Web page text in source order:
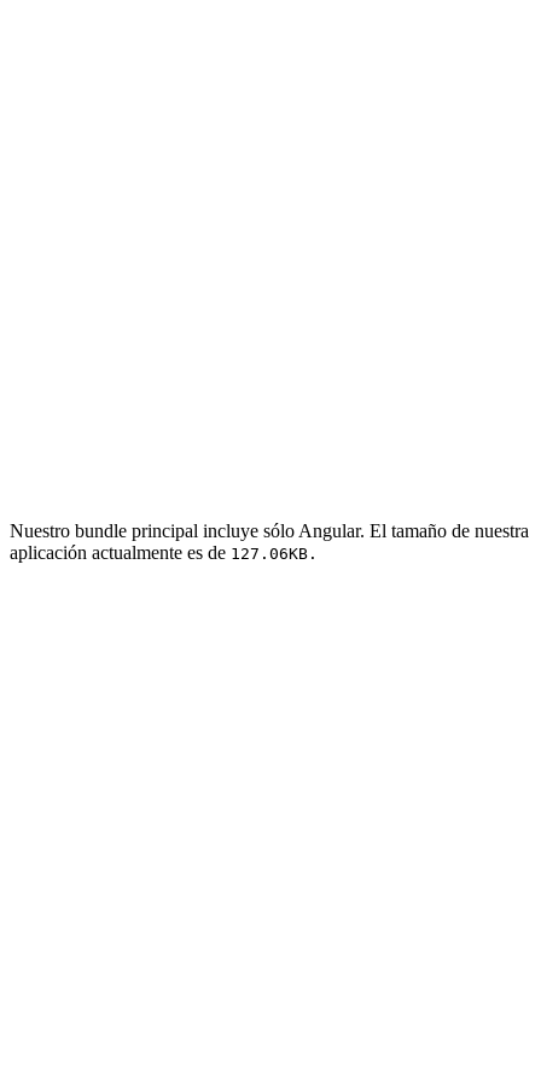
Nuestro bundle principal incluye sólo Angular. El tamaño de nuestra
aplicación actualmente es de 127.06KB.